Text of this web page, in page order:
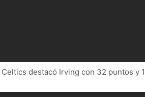
Celtics destacó Irving con 32 puntos y